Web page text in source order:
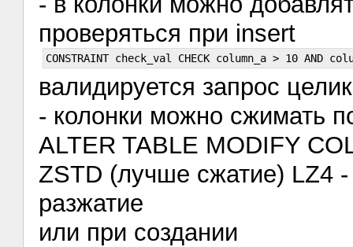
проверяться при insert
валидируется запрос
- колонки можно сжимать
ALTER TABLE MODIFY
ZSTD (лучше сжатие) LZ4
разжатие
или при создании